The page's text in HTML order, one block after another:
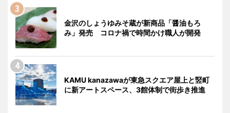
金沢のしょうゆみそ蔵が新商品「醤油もろ
み」発売 コロナ禍で時間かけ職人が開発
KAMU kanazawaが東急スクエア屋上と竪町
に新アートスペース、3館体制で街歩き推進